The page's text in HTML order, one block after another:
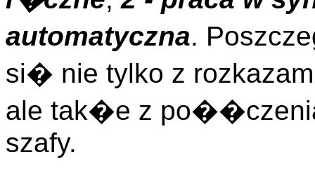
automatyczna.
si� nie tylko z
ale tak�e z
szafy.